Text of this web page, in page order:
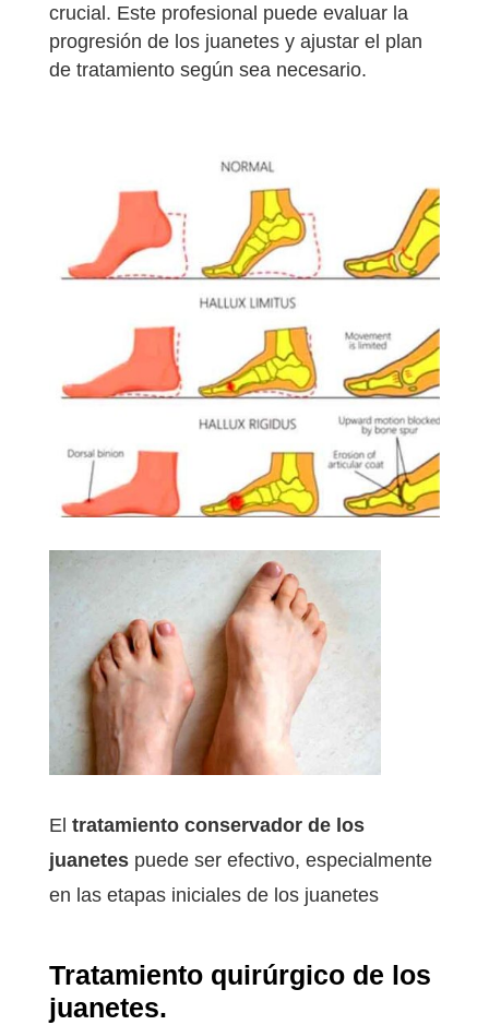
crucial. Este profesional puede evaluar la
progresión de los juanetes y ajustar el plan
de tratamiento según sea necesario.
El tratamiento conservador de los
juanetespuede ser efectivo, especialmente
en las etapas iniciales de los juanetes
Tratamiento quirúrgico de los
juanetes.